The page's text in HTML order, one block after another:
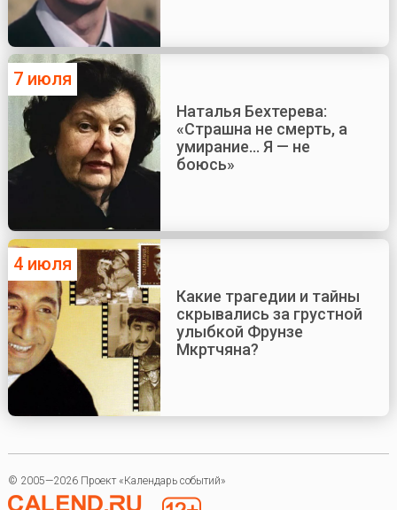
7 июля
Наталья Бехтерева:
«Страшна не смерть, а
умирание... Я — не
боюсь»
4 июля
Какие трагедии и тайны
скрывались за грустной
улыбкой Фрунзе
Мкртчяна?
© 2005—2026 Проект «Календарь событий»